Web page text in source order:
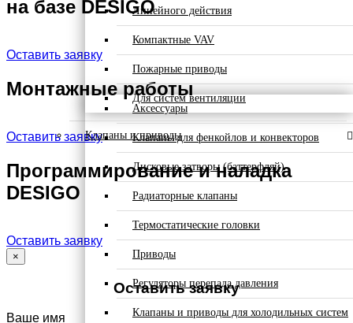
Линейного действия
Компактные VAV
Пожарные приводы
Для систем вентиляции
Клапаны и приводы
Аксессуары
Клапаны для фенкойлов и конвекторов
Дисковые затворы (баттерфляй)
Радиаторные клапаны
Термостатические головки
Приводы
Регуляторы перепада давления
Клапаны и приводы для холодильных систем
на базе DESIGO
Оставить заявку
Монтажные работы
Оставить заявку
Программирование и наладка
DESIGO
Оставить заявку
×
Оставить заявку
Ваше имя